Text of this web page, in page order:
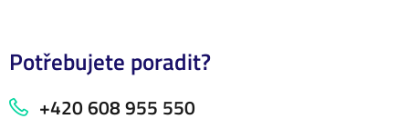
Potřebujete poradit?
+420 608 955 550